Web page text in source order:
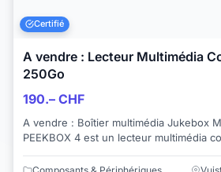
Certifié
A vendre : Lecteur Multimédia
250Go
190.– CHF
A vendre : Boîtier multimédia Jukebox Multimédia : La
PEEKBOX 4 est un lecteur multimédia